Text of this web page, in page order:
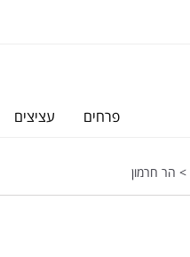
פרחים עציצים
> הר חרמון